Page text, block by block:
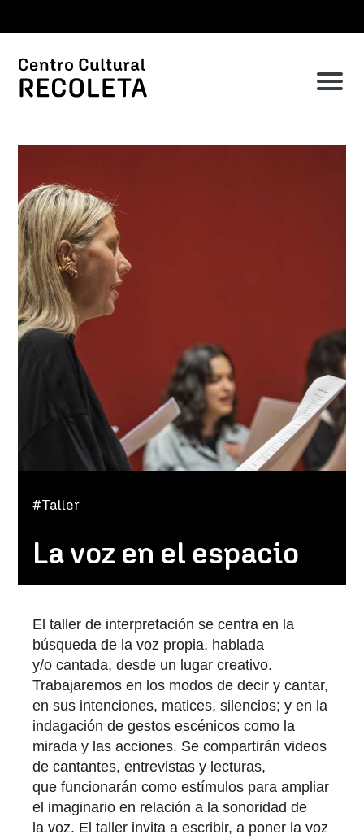
#Taller
La voz en el espacio
El taller de interpretación se centra en la
búsqueda de la voz propia, hablada
y/o cantada, desde un lugar creativo.
Trabajaremos en los modos de decir y cantar,
en sus intenciones, matices, silencios; y en la
indagación de gestos escénicos como la
mirada y las acciones. Se compartirán videos
de cantantes, entrevistas y lecturas,
que funcionarán como estímulos para ampliar
el imaginario en relación a la sonoridad de
la voz. El taller invita a escribir, a poner la voz